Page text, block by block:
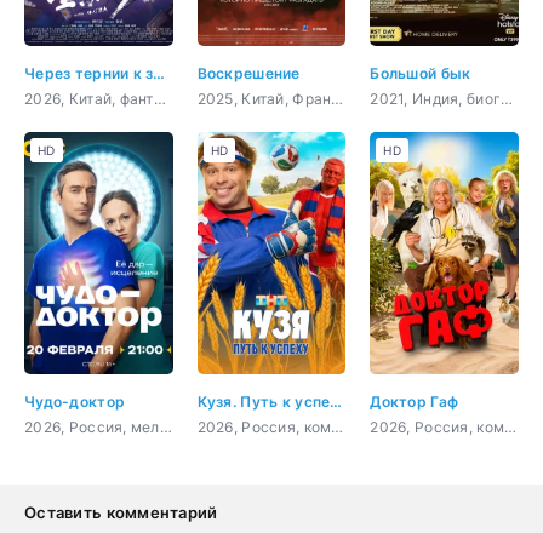
Через тернии к звёздам
2026, Китай, фантастика, боевик, приключения, комедия
Воскрешение
2025, Китай, Франция, фэнтези, драма
Большой бык
2021, Индия, биография, криминал, драма
Чудо-доктор
2026, Россия, мелодрама, драма
HD
Кузя. Путь к успеху
2026, Россия, комедия
HD
Доктор Гаф
2026, Россия, комедия, фэнтези, семейный
HD
Оставить комментарий